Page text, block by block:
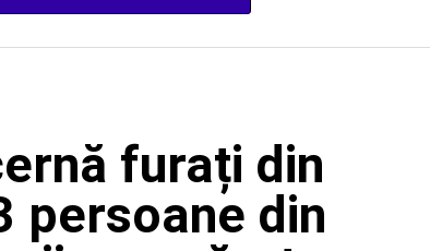
furați din
persoane din